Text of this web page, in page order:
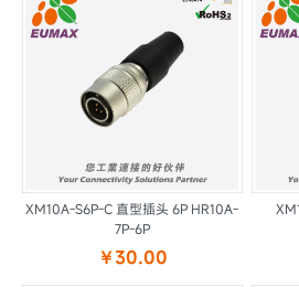
XM10A-S6P-C 直型插头 6P HR10A-
7P-6P
￥30.00